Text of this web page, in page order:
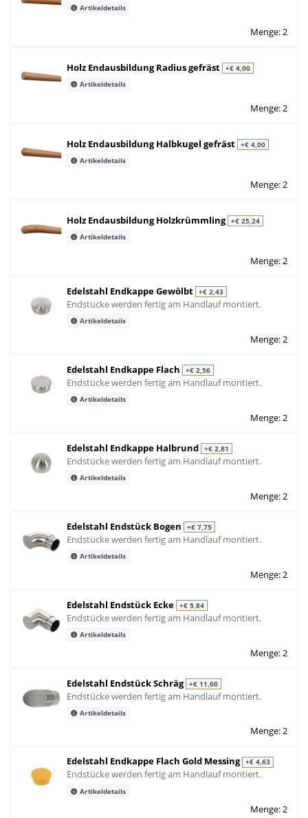
Artikeldetails
Menge: 2
Holz Endausbildung Radius gefräst +€ 4,00
Artikeldetails
Menge: 2
Holz Endausbildung Halbkugel gefräst +€ 4,00
Artikeldetails
Menge: 2
Holz Endausbildung Holzkrümmling +€ 25,24
Artikeldetails
Menge: 2
Edelstahl Endkappe Gewölbt +€ 2,43
Endstücke werden fertig am Handlauf montiert.
Artikeldetails
Menge: 2
Edelstahl Endkappe Flach +€ 2,56
Endstücke werden fertig am Handlauf montiert.
Artikeldetails
Menge: 2
Edelstahl Endkappe Halbrund +€ 2,81
Endstücke werden fertig am Handlauf montiert.
Artikeldetails
Menge: 2
Edelstahl Endstück Bogen +€ 7,75
Endstücke werden fertig am Handlauf montiert.
Artikeldetails
Menge: 2
Edelstahl Endstück Ecke +€ 5,84
Endstücke werden fertig am Handlauf montiert.
Artikeldetails
Menge: 2
Edelstahl Endstück Schräg +€ 11,60
Endstücke werden fertig am Handlauf montiert.
Artikeldetails
Menge: 2
Edelstahl Endkappe Flach Gold Messing +€ 4,63
Endstücke werden fertig am Handlauf montiert.
Artikeldetails
Menge: 2